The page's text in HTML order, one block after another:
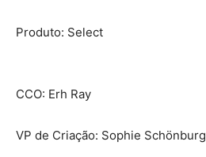
Produto: Select
CCO: Erh Ray
VP de Criação: Sophie Schönburg